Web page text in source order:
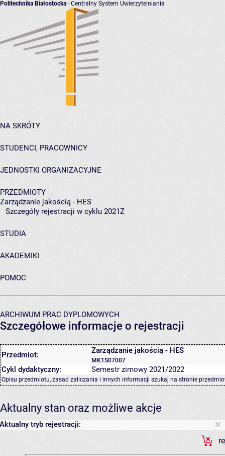
Politechnika Białostocka - Centralny System Uwierzytelniania
NA SKRÓTY
STUDENCI, PRACOWNICY
JEDNOSTKI ORGANIZACYJNE
PRZEDMIOTY
Zarządzanie jakością - HES
Szczegóły rejestracji w cyklu 2021Z
STUDIA
AKADEMIKI
POMOC
ARCHIWUM PRAC DYPLOMOWYCH
Szczegółowe informacje o rejestracji
Przedmiot: Zarządzanie jakością - HES
MK1S07007
Cykl dydaktyczny: Semestr zimowy 2021/2022
Opisu przedmiotu, zasad zaliczania i innych informacji szukaj na stronie
Aktualny stan oraz możliwe akcje
Aktualny tryb rejestracji: